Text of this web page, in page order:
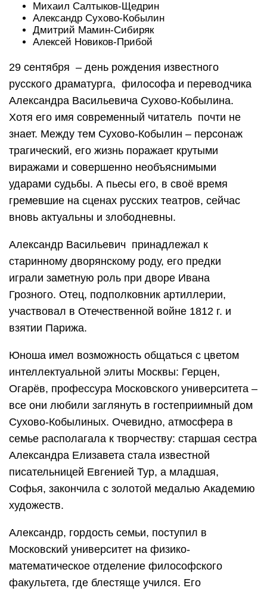
Михаил Салтыков-Щедрин
Александр Сухово-Кобылин
Дмитрий Мамин-Сибиряк
Алексей Новиков-Прибой
29 сентября – день рождения известного
русского драматурга, философа и переводчика
Александра Васильевича Сухово-Кобылина.
Хотя его имя современный читатель почти не
знает. Между тем Сухово-Кобылин – персонаж
трагический, его жизнь поражает крутыми
виражами и совершенно необъяснимыми
ударами судьбы. А пьесы его, в своё время
гремевшие на сценах русских театров, сейчас
вновь актуальны и злободневны.
Александр Васильевич принадлежал к
старинному дворянскому роду, его предки
играли заметную роль при дворе Ивана
Грозного. Отец, подполковник артиллерии,
участвовал в Отечественной войне 1812 г. и
взятии Парижа.
Юноша имел возможность общаться с цветом
интеллектуальной элиты Москвы: Герцен,
Огарёв, профессура Московского университета –
все они любили заглянуть в гостеприимный дом
Сухово-Кобылиных. Очевидно, атмосфера в
семье располагала к творчеству: старшая сестра
Александра Елизавета стала известной
писательницей Евгенией Тур, а младшая,
Софья, закончила с золотой медалью Академию
художеств.
Александр, гордость семьи, поступил в
Московский университет на физико-
математическое отделение философского
факультета, где блестяще учился. Его